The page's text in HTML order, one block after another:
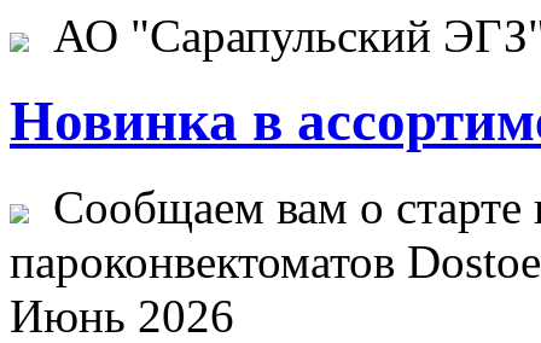
АО "Сарапульский
Новинка в
Сообщаем вам о старте
пароконвектоматов
Июнь 2026